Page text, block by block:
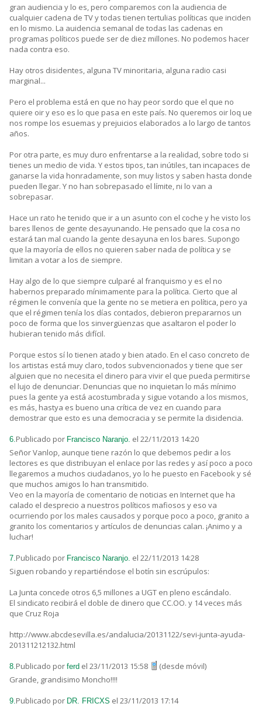
gran audiencia y lo es, pero comparemos con la audiencia de
cualquier cadena de TV y todas tienen tertulias políticas que inciden
en lo mismo. La auidencia semanal de todas las cadenas en
programas políticos puede ser de diez millones. No podemos hacer
nada contra eso.
Hay otros disidentes, alguna TV minoritaria, alguna radio casi
marginal...
Pero el problema está en que no hay peor sordo que el que no
quiere oir y eso es lo que pasa en este país. No queremos oir loq ue
nos rompe los esuemas y prejuicios elaborados a lo largo de tantos
años.
Por otra parte, es muy duro enfrentarse a la realidad, sobre todo si
tienes un medio de vida. Y estos tipos, tan inútiles, tan incapaces de
ganarse la vida honradamente, son muy listos y saben hasta donde
pueden llegar. Y no han sobrepasado el límite, ni lo van a
sobrepasar.
Hace un rato he tenido que ir a un asunto con el coche y he visto los
bares llenos de gente desayunando. He pensado que la cosa no
estará tan mal cuando la gente desayuna en los bares. Supongo
que la mayoría de ellos no quieren saber nada de política y se
limitan a votar a los de siempre.
Hay algo de lo que siempre culparé al franquismo y es el no
habernos preparado mínimamente para la política. Cierto que al
régimen le convenía que la gente no se metiera en política, pero ya
que el régimen tenía los días contados, debieron prepararnos un
poco de forma que los sinvergüenzas que asaltaron el poder lo
hubieran tenido más difícil.
Porque estos sí lo tienen atado y bien atado. En el caso concreto de
los artistas está muy claro, todos subvencionados y tiene que ser
alguien que no necesita el dinero para vivir el que pueda permitirse
el lujo de denunciar. Denuncias que no inquietan lo más mínimo
pues la gente ya está acostumbrada y sigue votando a los mismos,
es más, hastya es bueno una crítica de vez en cuando para
demostrar que esto es una democracia y se permite la disidencia.
6.Publicado por Francisco Naranjo. el 22/11/2013 14:20
Señor Vanlop, aunque tiene razón lo que debemos pedir a los
lectores es que distribuyan el enlace por las redes y así poco a poco
llegaremos a muchos ciudadanos, yo lo he puesto en Facebook y sé
que muchos amigos lo han transmitido.
Veo en la mayoría de comentario de noticias en Internet que ha
calado el desprecio a nuestros políticos mafiosos y eso va
ocurriendo por los males causados y porque poco a poco, granito a
granito los comentarios y artículos de denuncias calan. ¡Animo y a
luchar!
7.Publicado por Francisco Naranjo. el 22/11/2013 14:28
Siguen robando y repartiéndose el botín sin escrúpulos:
La Junta concede otros 6,5 millones a UGT en pleno escándalo.
El sindicato recibirá el doble de dinero que CC.OO. y 14 veces más
que Cruz Roja
http://www.abcdesevilla.es/andalucia/20131122/sevi-junta-ayuda-
201311212132.html
8.Publicado por ferd el 23/11/2013 15:58
(desde móvil)
Grande, grandisimo Moncho!!!!
9.Publicado por DR. FRICXS el 23/11/2013 17:14